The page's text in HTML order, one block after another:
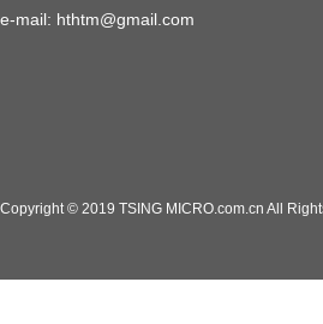
e-mail: hthtm@gmail.com
Copyright © 2019 TSING MICRO.com.cn All